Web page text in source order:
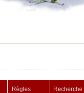
Règles Recherche